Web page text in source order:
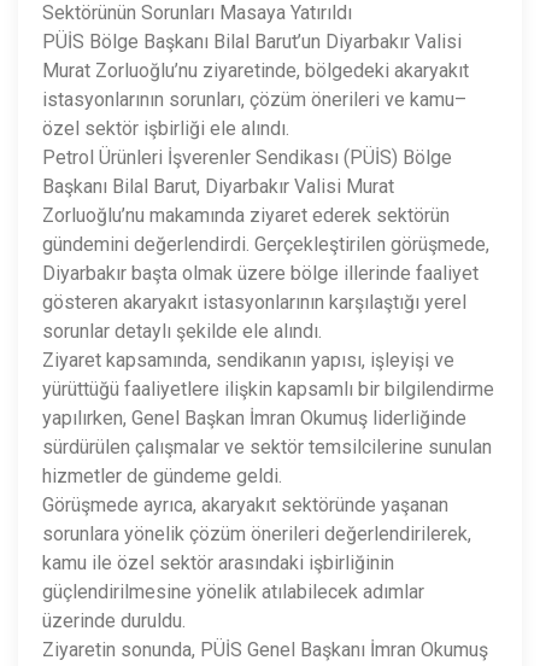
Sektörünün Sorunları Masaya Yatırıldı
PÜİS Bölge Başkanı Bilal Barut’un Diyarbakır Valisi
Murat Zorluoğlu’nu ziyaretinde, bölgedeki akaryakıt
istasyonlarının sorunları, çözüm önerileri ve kamu–
özel sektör işbirliği ele alındı.
Petrol Ürünleri İşverenler Sendikası (PÜİS) Bölge
Başkanı Bilal Barut, Diyarbakır Valisi Murat
Zorluoğlu’nu makamında ziyaret ederek sektörün
gündemini değerlendirdi. Gerçekleştirilen görüşmede,
Diyarbakır başta olmak üzere bölge illerinde faaliyet
gösteren akaryakıt istasyonlarının karşılaştığı yerel
sorunlar detaylı şekilde ele alındı.
Ziyaret kapsamında, sendikanın yapısı, işleyişi ve
yürüttüğü faaliyetlere ilişkin kapsamlı bir bilgilendirme
yapılırken, Genel Başkan İmran Okumuş liderliğinde
sürdürülen çalışmalar ve sektör temsilcilerine sunulan
hizmetler de gündeme geldi.
Görüşmede ayrıca, akaryakıt sektöründe yaşanan
sorunlara yönelik çözüm önerileri değerlendirilerek,
kamu ile özel sektör arasındaki işbirliğinin
güçlendirilmesine yönelik atılabilecek adımlar
üzerinde duruldu.
Ziyaretin sonunda, PÜİS Genel Başkanı İmran Okumuş